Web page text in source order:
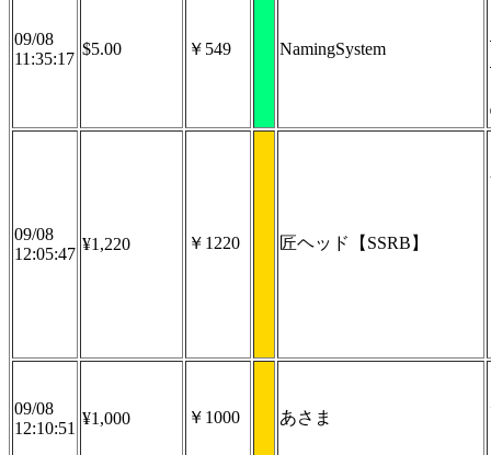
09/08
11:35:17
$5.00 ￥549 NamingSystem
09/08
12:05:47
¥1,220 ￥1220 匠ヘッド【SSRB】
09/08
12:10:51
¥1,000 ￥1000 あさま